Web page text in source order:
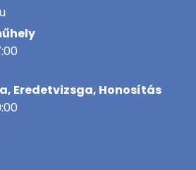
Eredetvizsga, Honosítás